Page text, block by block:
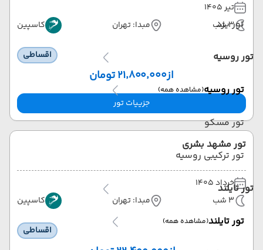
تور یزد
تور روسیه
تور روسیه(مشاهده همه)
تور مسکو
تور ترکیبی روسیه
تور تایلند
تور تایلند(مشاهده همه)
تیر 1405
3 شب
مبدا: تهران کاسپین
اقساطی
از۲۱٬۸۰۰٬۰۰۰ تومان
جزییات تور
تور مشهد بشری
خرداد 1405
3 شب
مبدا: تهران کاسپین
اقساطی